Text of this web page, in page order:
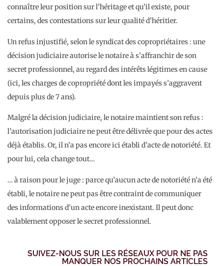
connaître leur position sur l’héritage et qu’il existe, pour
certains, des contestations sur leur qualité d’héritier.
Un refus injustifié, selon le syndicat des copropriétaires : une
décision judiciaire autorise le notaire à s’affranchir de son
secret professionnel, au regard des intérêts légitimes en cause
(ici, les charges de copropriété dont les impayés s’aggravent
depuis plus de 7 ans).
Malgré la décision judiciaire, le notaire maintient son refus :
l’autorisation judiciaire ne peut être délivrée que pour des actes
déjà établis. Or, il n’a pas encore ici établi d’acte de notoriété. Et
pour lui, cela change tout…
… à raison pour le juge : parce qu’aucun acte de notoriété n’a été
établi, le notaire ne peut pas être contraint de communiquer
des informations d’un acte encore inexistant. Il peut donc
valablement opposer le secret professionnel.
SUIVEZ-NOUS SUR LES RÉSEAUX POUR NE PAS
MANQUER NOS PROCHAINS ARTICLES